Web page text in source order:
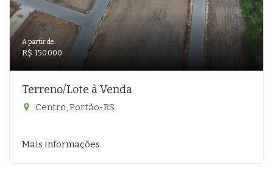
A partir de:
R$ 150.000
Terreno/Lote à Venda
Centro, Portão-RS
Mais informações